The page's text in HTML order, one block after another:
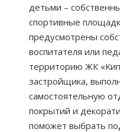
детьми –
спортивные
предусмотрены
воспитателя или
территорию ЖК
застройщика,
самостоятельную
покрытий и
поможет выбрать